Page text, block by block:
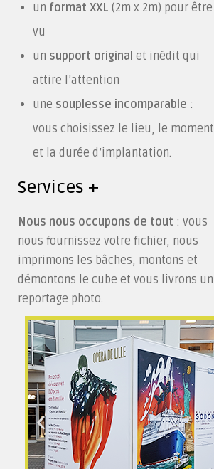
un format XXL (2m x 2m) pour être
vu
un support original et inédit qui
attire l’attention
une souplesse incomparable :
vous choisissez le lieu, le moment
et la durée d’implantation.
Services +
Nous nous occupons de tout : vous
nous fournissez votre fichier, nous
imprimons les bâches, montons et
démontons le cube et vous livrons un
reportage photo.